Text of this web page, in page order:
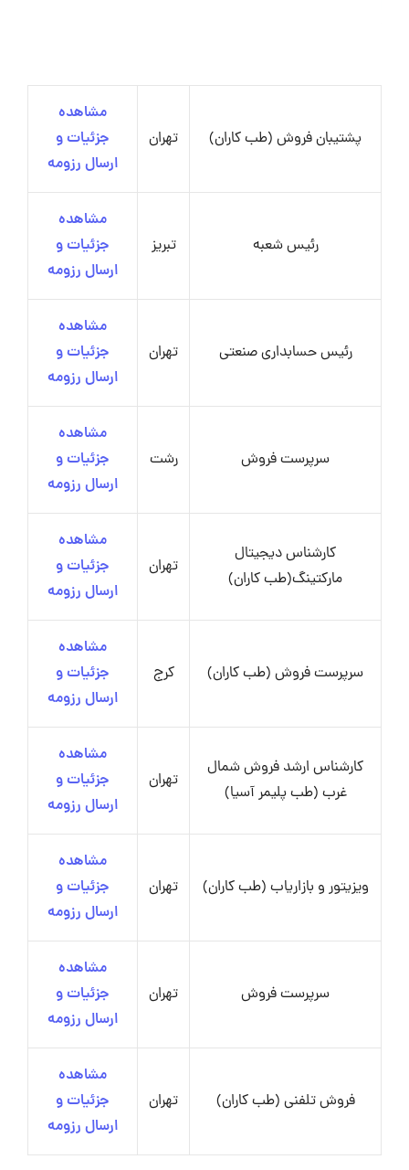
پشتیبان فروش (طب کاران) تهران
مشاهده
جزئیات و
ارسال رزومه
رئیس شعبه تبریز
مشاهده
جزئیات و
ارسال رزومه
رئیس حسابداری صنعتی تهران
مشاهده
جزئیات و
ارسال رزومه
سرپرست فروش رشت
مشاهده
جزئیات و
ارسال رزومه
کارشناس دیجیتال
مارکتینگ(طب کاران)
تهران
مشاهده
جزئیات و
ارسال رزومه
سرپرست فروش (طب کاران) کرج
مشاهده
جزئیات و
ارسال رزومه
کارشناس ارشد فروش شمال
غرب (طب پلیمر آسیا)
تهران
مشاهده
جزئیات و
ارسال رزومه
ویزیتور و بازاریاب (طب کاران) تهران
مشاهده
جزئیات و
ارسال رزومه
سرپرست فروش تهران
مشاهده
جزئیات و
ارسال رزومه
فروش تلفنی (طب کاران) تهران
مشاهده
جزئیات و
ارسال رزومه